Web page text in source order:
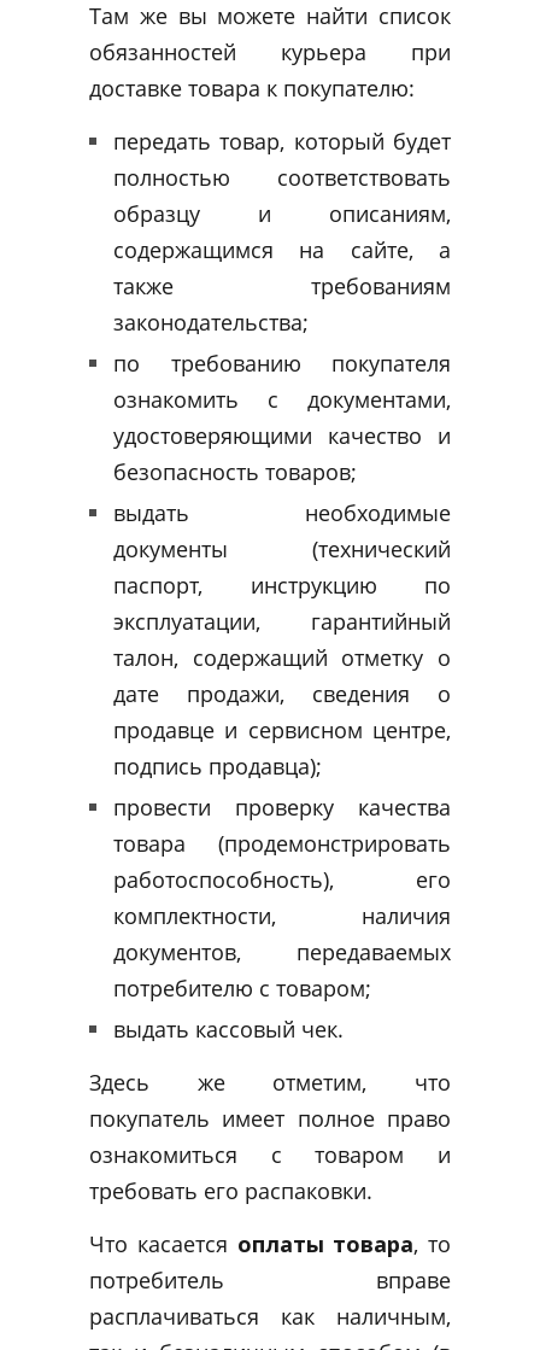
Там же вы можете найти список
обязанностей курьера при
доставке товара к покупателю:
передать товар, который будет
полностью соответствовать
образцу и описаниям,
содержащимся на сайте, а
также требованиям
законодательства;
по требованию покупателя
ознакомить с документами,
удостоверяющими качество и
безопасность товаров;
выдать необходимые
документы (технический
паспорт, инструкцию по
эксплуатации, гарантийный
талон, содержащий отметку о
дате продажи, сведения о
продавце и сервисном центре,
подпись продавца);
провести проверку качества
товара (продемонстрировать
работоспособность), его
комплектности, наличия
документов, передаваемых
потребителю с товаром;
выдать кассовый чек.
Здесь же отметим, что
покупатель имеет полное право
ознакомиться с товаром и
требовать его распаковки.
Что касается оплаты товара, то
потребитель вправе
расплачиваться как наличным,